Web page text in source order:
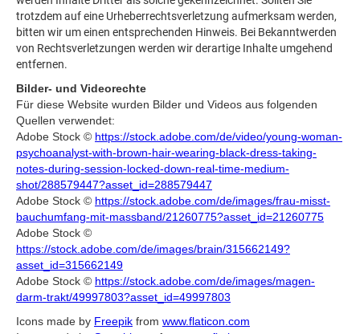
trotzdem auf eine Urheberrechtsverletzung aufmerksam werden,
bitten wir um einen entsprechenden Hinweis. Bei Bekanntwerden
von Rechtsverletzungen werden wir derartige Inhalte umgehend
entfernen.
Bilder- und Videorechte
Für diese Website wurden Bilder und Videos aus folgenden
Quellen verwendet:
Adobe Stock © https://stock.adobe.com/de/video/young-woman-
psychoanalyst-with-brown-hair-wearing-black-dress-taking-
notes-during-session-locked-down-real-time-medium-
shot/288579447?asset_id=288579447
Adobe Stock © https://stock.adobe.com/de/images/frau-misst-
bauchumfang-mit-massband/21260775?asset_id=21260775
Adobe Stock ©
https://stock.adobe.com/de/images/brain/315662149?
asset_id=315662149
Adobe Stock © https://stock.adobe.com/de/images/magen-
darm-trakt/49997803?asset_id=49997803
Icons made by Freepik from www.flaticon.com